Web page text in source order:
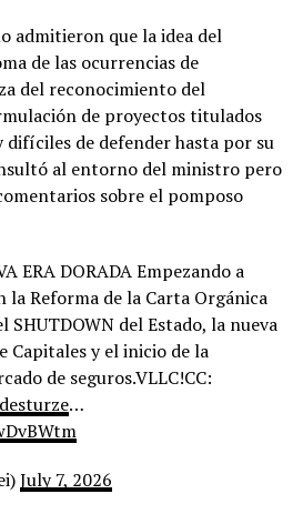
admitieron que la idea del
de las ocurrencias de
del reconocimiento del
de proyectos titulados
de defender hasta por su
al entorno del ministro pero
sobre el pomposo
ERA DORADA Empezando a
Reforma de la Carta Orgánica
SHUTDOWN del Estado, la nueva
Capitales y el inicio de la
de seguros.VLLC!CC:
…
July 7, 2026